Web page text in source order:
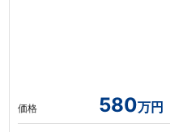
価格 580万円